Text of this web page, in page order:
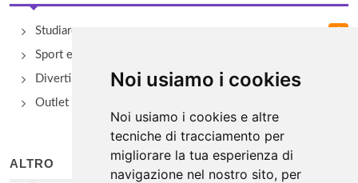
Noi usiamo i cookies
Noi usiamo i cookies e altre
tecniche di tracciamento per
migliorare la tua esperienza di
navigazione nel nostro sito, per
Studiare
Sport e Benessere
Divertimento e Natura
Outlet e spacci aziendali
ALTRO